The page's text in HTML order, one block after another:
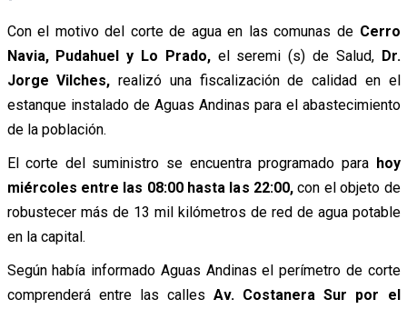
Con el motivo del corte de agua en las comunas de Cerro
Navia, Pudahuel y Lo Prado,el seremi (s) de Salud, Dr.
Jorge Vilches, realizó una fiscalización de calidad en el
estanque instalado de Aguas Andinas para el abastecimiento
de la población.
El corte del suministro se encuentra programado para hoy
miércoles entre las 08:00 hasta las 22:00,con el objeto de
robustecer más de 13 mil kilómetros de red de agua potable
en la capital.
Según había informado Aguas Andinas el perímetro de corte
comprenderá entre las calles Av. Costanera Sur por el